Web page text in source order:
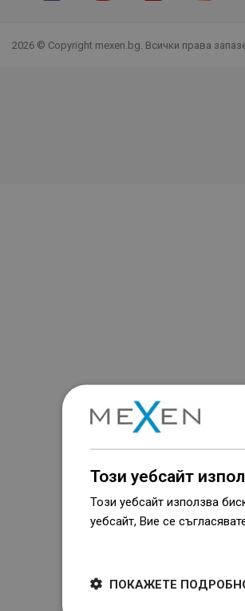
2026 © Copyright mexen.bg. Всички права
Този уебсайт
Този уебсайт използва
уебсайт, Вие се
ПОКАЖЕТЕ